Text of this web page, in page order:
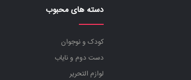
دسته های محبوب
کودک و نوجوان
دست دوم و نایاب
لوازم التحریر